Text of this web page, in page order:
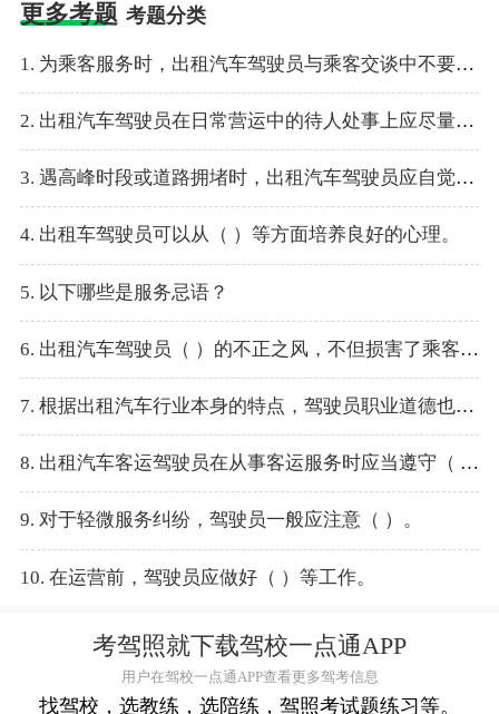
更多考题 考题分类
1. 为乘客服务时，出租汽车驾驶员与乘客交谈中不要打听对方的（ ）等敏感的问题。
2. 出租汽车驾驶员在日常营运中的待人处事上应尽量做到宽容大度、（ ）。
3. 遇高峰时段或道路拥堵时，出租汽车驾驶员应自觉服从交警指挥，要特别控制好行车情绪，保持良好的心态，不开（ ）。
4. 出租车驾驶员可以从（ ）等方面培养良好的心理。
5. 以下哪些是服务忌语？
6. 出租汽车驾驶员（ ）的不正之风，不但损害了乘客的利益，也损害了城市的形象。
7. 根据出租汽车行业本身的特点，驾驶员职业道德也有着区别于其他行业职业道德的鲜明特征，这些特征主要表现在（ ）等方面。
8. 出租汽车客运驾驶员在从事客运服务时应当遵守（ ）。
9. 对于轻微服务纠纷，驾驶员一般应注意（ ）。
10. 在运营前，驾驶员应做好（ ）等工作。
考驾照就下载驾校一点通APP
用户在驾校一点通APP查看更多驾考信息
找驾校，选教练，选陪练，驾照考试题练习等。